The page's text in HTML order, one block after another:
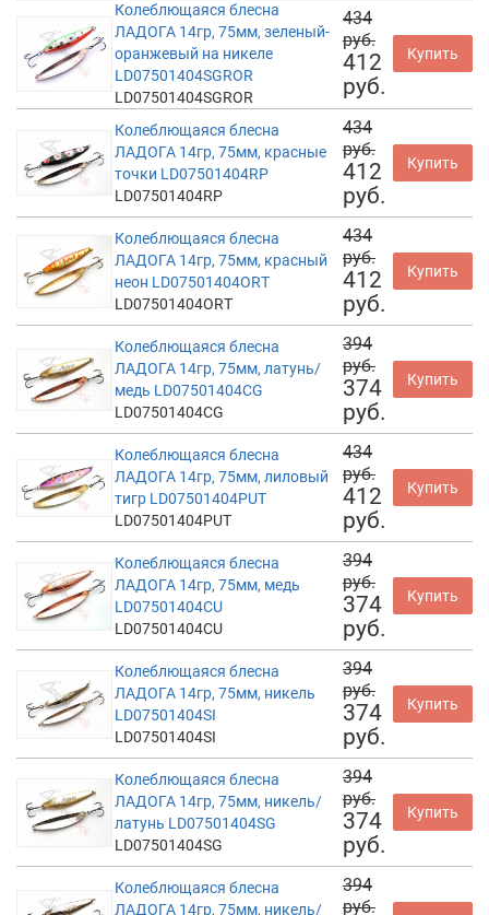
Колеблющаяся блесна
ЛАДОГА 14гр, 75мм, зеленый-
оранжевый на никеле
LD07501404SGROR
LD07501404SGROR
434
руб.
412
руб.
Купить
Колеблющаяся блесна
ЛАДОГА 14гр, 75мм, красные
точки LD07501404RP
LD07501404RP
434
руб.
412
руб.
Купить
Колеблющаяся блесна
ЛАДОГА 14гр, 75мм, красный
неон LD07501404ORT
LD07501404ORT
434
руб.
412
руб.
Купить
Колеблющаяся блесна
ЛАДОГА 14гр, 75мм, латунь/
медь LD07501404CG
LD07501404CG
394
руб.
374
руб.
Купить
Колеблющаяся блесна
ЛАДОГА 14гр, 75мм, лиловый
тигр LD07501404PUT
LD07501404PUT
434
руб.
412
руб.
Купить
Колеблющаяся блесна
ЛАДОГА 14гр, 75мм, медь
LD07501404CU
LD07501404CU
394
руб.
374
руб.
Купить
Колеблющаяся блесна
ЛАДОГА 14гр, 75мм, никель
LD07501404SI
LD07501404SI
394
руб.
374
руб.
Купить
Колеблющаяся блесна
ЛАДОГА 14гр, 75мм, никель/
латунь LD07501404SG
LD07501404SG
394
руб.
374
руб.
Купить
Колеблющаяся блесна
ЛАДОГА 14гр, 75мм, никель/
394
руб.